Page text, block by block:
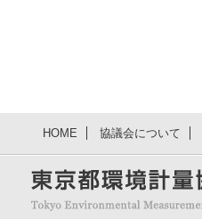
HOME 協議会について